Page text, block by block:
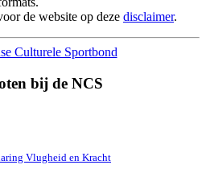
de website op deze disclaimer.
bij de NCS
Vlugheid en Kracht